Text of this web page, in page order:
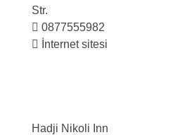
Str.
0877555982
İnternet sitesi
Hadji Nikoli Inn